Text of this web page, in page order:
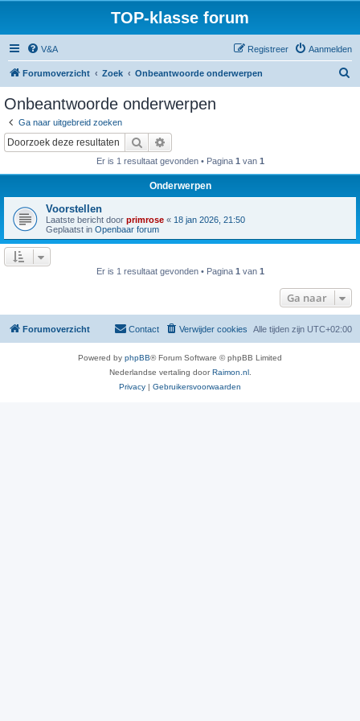
TOP-klasse forum
V&A Aanmelden
Registreer
Forumoverzicht Zoek Onbeantwoorde onderwerpen
Onbeantwoorde onderwerpen
Ga naar uitgebreid zoeken
Zoek
Er is 1 resultaat gevonden • Pagina 1 van 1
Onderwerpen
Voorstellen
Laatste bericht door primrose « 18 jan 2026, 21:50
Geplaatst in Openbaar forum
Er is 1 resultaat gevonden • Pagina 1 van 1
Ga naar
Forumoverzicht Alle tijden zijn UTC+02:00
Verwijder cookies
Contact
Powered by phpBB® Forum Software © phpBB Limited
Nederlandse vertaling doorRaimon.nl.
Privacy | Gebruikersvoorwaarden